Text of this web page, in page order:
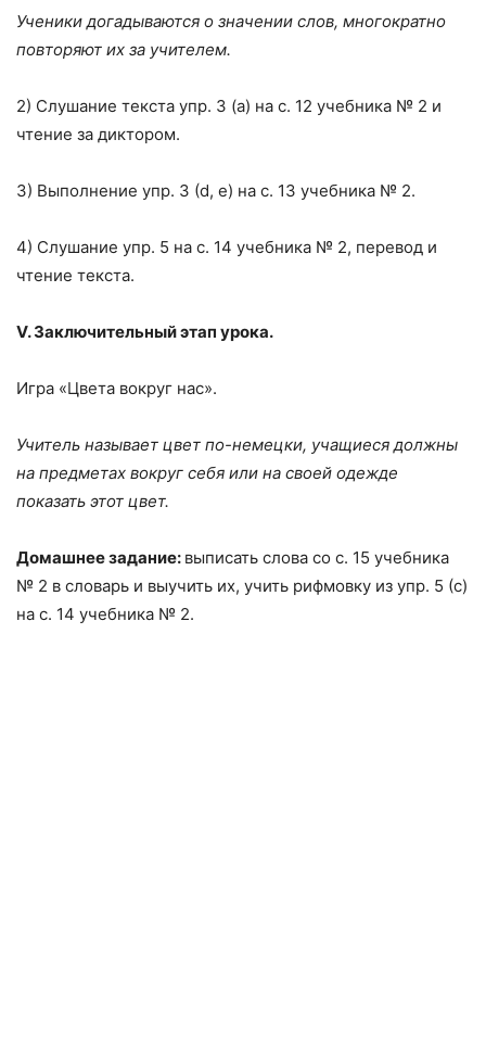
Ученики догадываются о значении слов, многократно
повторяют их за учителем.
2) Слушание текста упр. 3 (а) на с. 12 учебника № 2 и
чтение за диктором.
3) Выполнение упр. 3 (d, e) на с. 13 учебника № 2.
4) Слушание упр. 5 на с. 14 учебника № 2, перевод и
чтение текста.
V. Заключительный этап урока.
Игра «Цвета вокруг нас».
Учитель называет цвет по-немецки, учащиеся должны
на предметах вокруг себя или на своей одежде
показать этот цвет.
Домашнее задание: выписать слова со с. 15 учебника
№ 2 в словарь и выучить их, учить рифмовку из упр. 5 (c)
на с. 14 учебника № 2.